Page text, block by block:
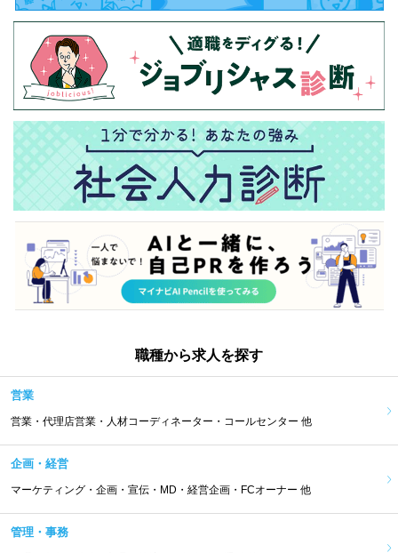
職種から求人を探す
営業
営業・代理店営業・人材コーディネーター・コールセンター 他
企画・経営
マーケティング・企画・宣伝・MD・経営企画・FCオーナー 他
管理・事務